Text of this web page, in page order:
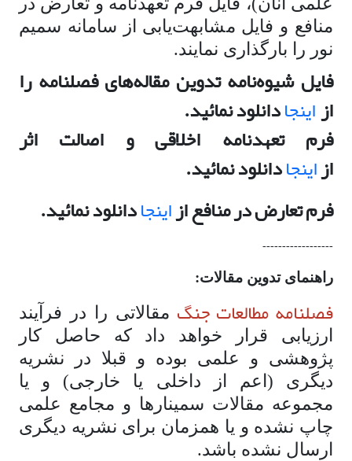
منافع و فایل مشابهت‌یابی از سامانه سمیم
نور را بارگذاری نمایند.
فایل شیوه‌نامه تدوین مقاله‌های فصلنامه را
ازاینجادانلود نمائید.
فرم تعهدنامه اخلاقی و اصالت اثر
ازاینجادانلود نمائید.
فرم تعارض در منافع ازاینجادانلود نمائید.
------------------
راهنمای تدوین مقالات:
فصلنامه مطالعات جنگ مقالاتی را در فرآیند
ارزیابی قرار خواهد داد که حاصل کار
پژوهشی و علمی بوده و قبلا در نشریه
دیگری (اعم از داخلی یا خارجی) و یا
مجموعه مقالات سمینارها و مجامع علمی
چاپ نشده و یا همزمان برای نشریه دیگری
ارسال نشده باشد.